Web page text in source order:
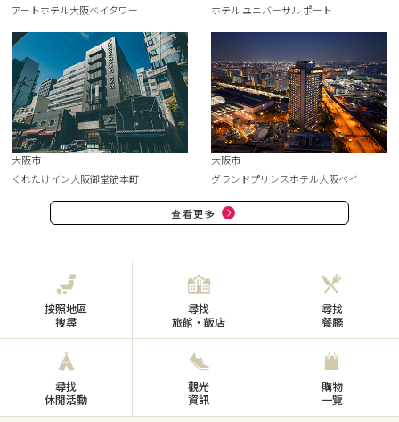
アートホテル大阪ベイタワー
ホテル ユニバーサル ポート
大阪市
くれたけイン大阪御堂筋本町
大阪市
グランドプリンスホテル大阪ベイ
查看更多
按照地區
搜尋
尋找
旅館・飯店
尋找
餐廳
尋找
休閒活動
觀光
資訊
購物
一覽